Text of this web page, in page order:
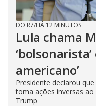
DO R7/HÁ 12 MINUTOS
Lula chama
americano’
Presidente declarou
toma ações inversas
Trump